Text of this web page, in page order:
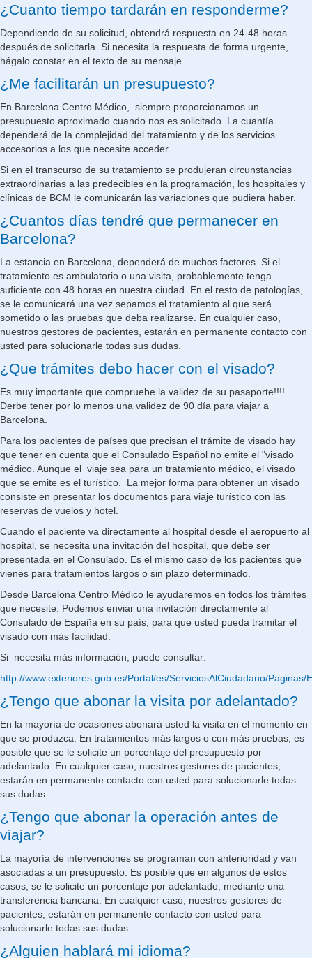
¿Cuanto tiempo tardarán en responderme?
Dependiendo de su solicitud, obtendrá respuesta en 24-48 horas
después de solicitarla. Si necesita la respuesta de forma urgente,
hágalo constar en el texto de su mensaje.
¿Me facilitarán un presupuesto?
En Barcelona Centro Médico, siempre proporcionamos un
presupuesto aproximado cuando nos es solicitado. La cuantía
dependerá de la complejidad del tratamiento y de los servicios
accesorios a los que necesite acceder.
Si en el transcurso de su tratamiento se produjeran circunstancias
extraordinarias a las predecibles en la programación, los hospitales y
clínicas de BCM le comunicarán las variaciones que pudiera haber.
¿Cuantos días tendré que permanecer en
Barcelona?
La estancia en Barcelona, dependerá de muchos factores. Si el
tratamiento es ambulatorio o una visita, probablemente tenga
suficiente con 48 horas en nuestra ciudad. En el resto de patologías,
se le comunicará una vez sepamos el tratamiento al que será
sometido o las pruebas que deba realizarse. En cualquier caso,
nuestros gestores de pacientes, estarán en permanente contacto con
usted para solucionarle todas sus dudas.
¿Que trámites debo hacer con el visado?
Es muy importante que compruebe la validez de su pasaporte!!!!
Derbe tener por lo menos una validez de 90 día para viajar a
Barcelona.
Para los pacientes de países que precisan el trámite de visado hay
que tener en cuenta que el Consulado Español no emite el "visado
médico. Aunque el viaje sea para un tratamiento médico, el visado
que se emite es el turístico. La mejor forma para obtener un visado
consiste en presentar los documentos para viaje turístico con las
reservas de vuelos y hotel.
Cuando el paciente va directamente al hospital desde el aeropuerto al
hospital, se necesita una invitación del hospital, que debe ser
presentada en el Consulado. Es el mismo caso de los pacientes que
vienes para tratamientos largos o sin plazo determinado.
Desde Barcelona Centro Médico le ayudaremos en todos los trámites
que necesite. Podemos enviar una invitación directamente al
Consulado de España en su país, para que usted pueda tramitar el
visado con más facilidad.
Si necesita más información, puede consultar:
http://www.exteriores.gob.es/Portal/es/ServiciosAlCiudadano/Paginas/
¿Tengo que abonar la visita por adelantado?
En la mayoría de ocasiones abonará usted la visita en el momento en
que se produzca. En tratamientos más largos o con más pruebas, es
posible que se le solicite un porcentaje del presupuesto por
adelantado. En cualquier caso, nuestros gestores de pacientes,
estarán en permanente contacto con usted para solucionarle todas
sus dudas
¿Tengo que abonar la operación antes de
viajar?
La mayoría de intervenciones se programan con anterioridad y van
asociadas a un presupuesto. Es posible que en algunos de estos
casos, se le solicite un porcentaje por adelantado, mediante una
transferencia bancaria. En cualquier caso, nuestros gestores de
pacientes, estarán en permanente contacto con usted para
solucionarle todas sus dudas
¿Alguien hablará mi idioma?